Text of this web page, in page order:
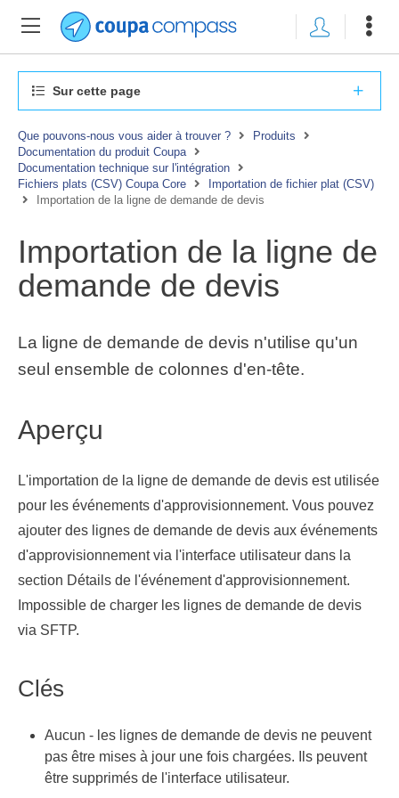
Sur cette page
Que pouvons-nous vous aider à trouver ?
Produits
Documentation du produit Coupa
Documentation technique sur l'intégration
Fichiers plats (CSV) Coupa Core
Importation de fichier plat (CSV)
Importation de la ligne de demande de devis
Importation de la ligne de
demande de devis
La ligne de demande de devis n'utilise qu'un
seul ensemble de colonnes d'en-tête.
Aperçu
L'importation de la ligne de demande de devis est utilisée
pour les événements d'approvisionnement. Vous pouvez
ajouter des lignes de demande de devis aux événements
d'approvisionnement via l'interface utilisateur dans la
section Détails de l'événement d'approvisionnement.
Impossible de charger les lignes de demande de devis
via SFTP.
Clés
Aucun - les lignes de demande de devis ne peuvent
pas être mises à jour une fois chargées. Ils peuvent
être supprimés de l'interface utilisateur.